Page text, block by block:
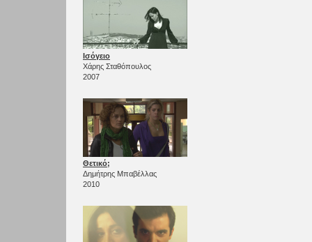
Ισόγειο
Χάρης Σταθόπουλος
2007
Θετικό;
Δημήτρης Μπαβέλλας
2010